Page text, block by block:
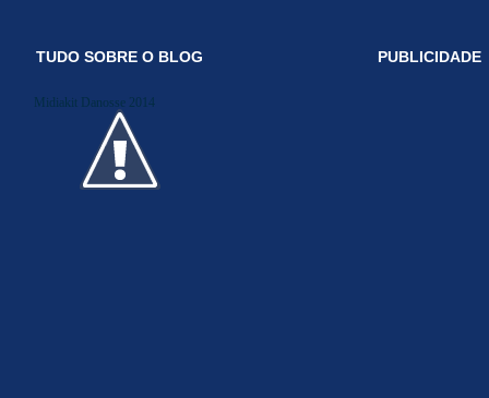
TUDO SOBRE O BLOG
Midiakit Danosse 2014
PUBLICIDADE